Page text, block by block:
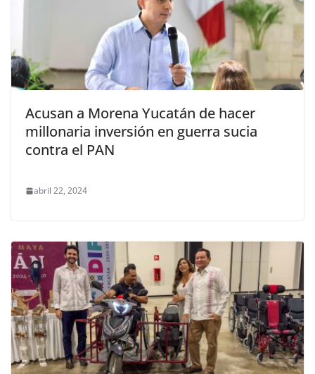
Acusan a Morena Yucatán de hacer
millonaria inversión en guerra sucia
contra el PAN
abril 22, 2024